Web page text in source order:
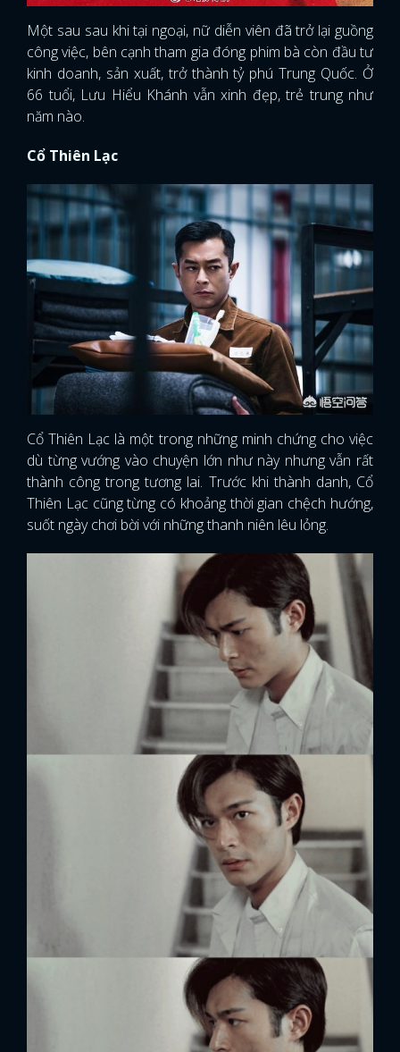
Một sau sau khi tại ngoại, nữ diễn viên đã trở lại guồng
công việc, bên cạnh tham gia đóng phim bà còn đầu tư
kinh doanh, sản xuất, trở thành tỷ phú Trung Quốc. Ở
66 tuổi, Lưu Hiểu Khánh vẫn xinh đẹp, trẻ trung như
năm nào.
Cổ Thiên Lạc
Cổ Thiên Lạc là một trong những minh chứng cho việc
dù từng vướng vào chuyện lớn như này nhưng vẫn rất
thành công trong tương lai. Trước khi thành danh, Cổ
Thiên Lạc cũng từng có khoảng thời gian chệch hướng,
suốt ngày chơi bời với những thanh niên lêu lỏng.